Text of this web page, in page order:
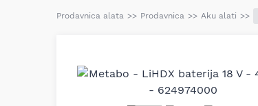
Prodavnica alata >> Prodavnica >> Aku alati >>